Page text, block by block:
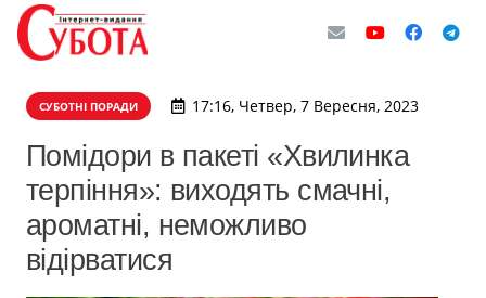
СУБОТНІ ПОРАДИ 17:16, Четвер, 7 Вересня, 2023
Помідори в пакеті «Хвилинка
терпіння»: виходять смачні,
ароматні, неможливо
відірватися